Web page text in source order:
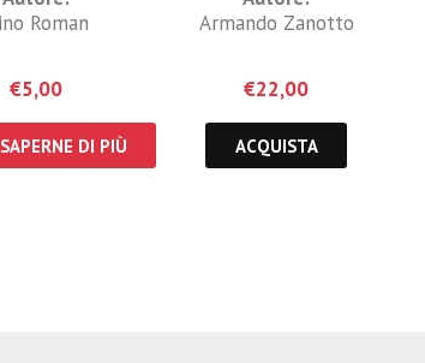
Roman
€5,00
DI PIÙ
Armando Zanotto
€22,00
ACQUISTA